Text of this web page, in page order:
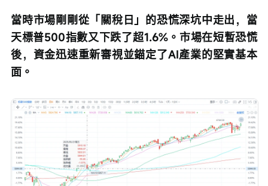
當時市場剛剛從「關稅日」的恐慌深坑中走出，當
天標普500指數又下跌了超1.6%。市場在短暫恐慌
後，資金迅速重新審視並錨定了AI產業的堅實基本
面。